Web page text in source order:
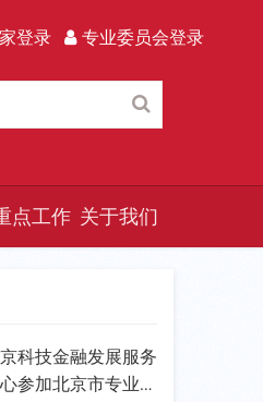
登录 专业委员会登录
点工作 关于我们
科技金融发展服务
参加北京市专业性